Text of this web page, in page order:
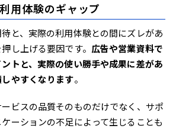
用体験のギャップ
と、実際の利用体験との間にズレがあ
し上げる要因です。 広告や営業資料で
トと、実際の使い勝手や成果に差があ
やすくなります。
ビスの品質そのものだけでなく、サポ
ーションの不足によって生じることも